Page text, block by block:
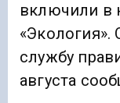
включили в
службу
августа